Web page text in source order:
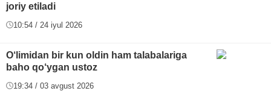
joriy etiladi
10:54 / 24 iyul 2026
O‘limidan bir kun oldin ham talabalariga
baho qo‘ygan ustoz
19:34 / 03 avgust 2026